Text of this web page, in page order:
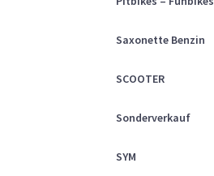
Saxonette Benzin
SCOOTER
Sonderverkauf
SYM